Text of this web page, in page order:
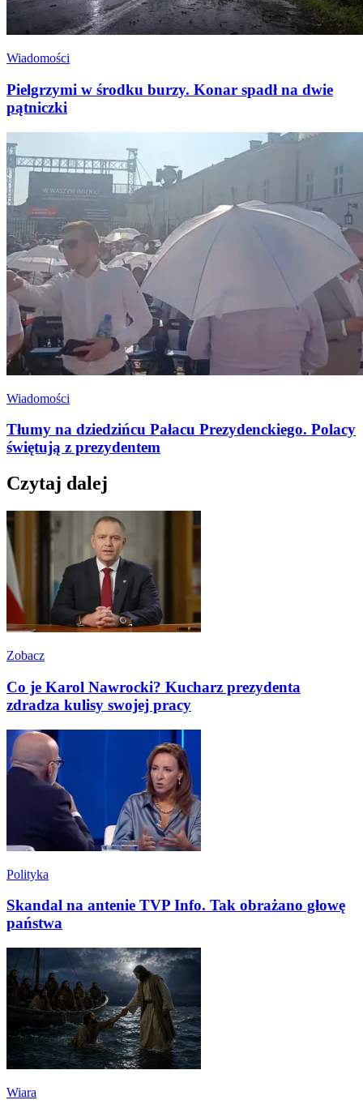
Wiadomości
Pielgrzymi w środku burzy. Konar spadł na dwie
pątniczki
Wiadomości
Tłumy na dziedzińcu Pałacu Prezydenckiego. Polacy
świętują z prezydentem
Czytaj dalej
Zobacz
Co je Karol Nawrocki? Kucharz prezydenta
zdradza kulisy swojej pracy
Polityka
Skandal na antenie TVP Info. Tak obrażano głowę
państwa
Wiara